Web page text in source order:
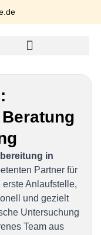
in
Partner für
Anlaufstelle,
und gezielt
Untersuchung
Team aus